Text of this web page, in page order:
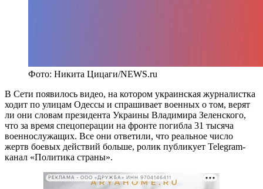
Фото: Никита Цицаги/NEWS.ru
В Сети появилось видео, на котором украинская журналистка
ходит по улицам Одессы и спрашивает военных о том, верят
ли они словам президента Украины Владимира Зеленского,
что за время спецоперации на фронте погибла 31 тысяча
военнослужащих. Все они ответили, что реальное число
жертв боевых действий больше, ролик публикует Telegram-
канал «Политика страны».
РЕКЛАМА • ООО «ДРУЖБА» ИНН 9704146411